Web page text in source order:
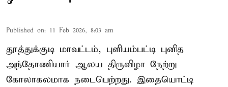
Published on: 11 Feb 2026, 8:03 am
தூத்துக்குடி மாவட்டம், புளியம்பட்டி புனித
அந்தோணியார் ஆலய திருவிழா நேற்று
கோலாகலமாக நடைபெற்றது. இதையொட்டி